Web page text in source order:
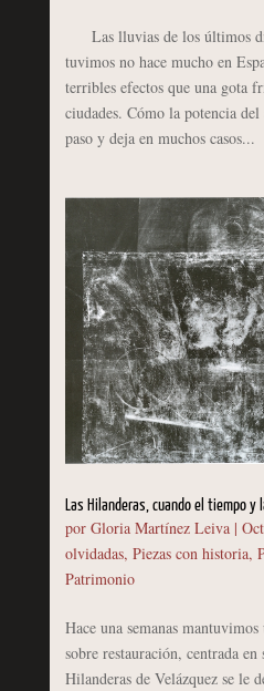
Las lluvias de los últimos
tuvimos no hace mucho en
terribles efectos que una gota
ciudades. Cómo la potencia
paso y deja en muchos casos...
Las Hilanderas, cuando el tiempo
por Gloria Martínez Leiva|
olvidadas, Piezas con historia,
Patrimonio
Hace una semanas
sobre restauración, centrada
Hilanderas de Velázquez se le